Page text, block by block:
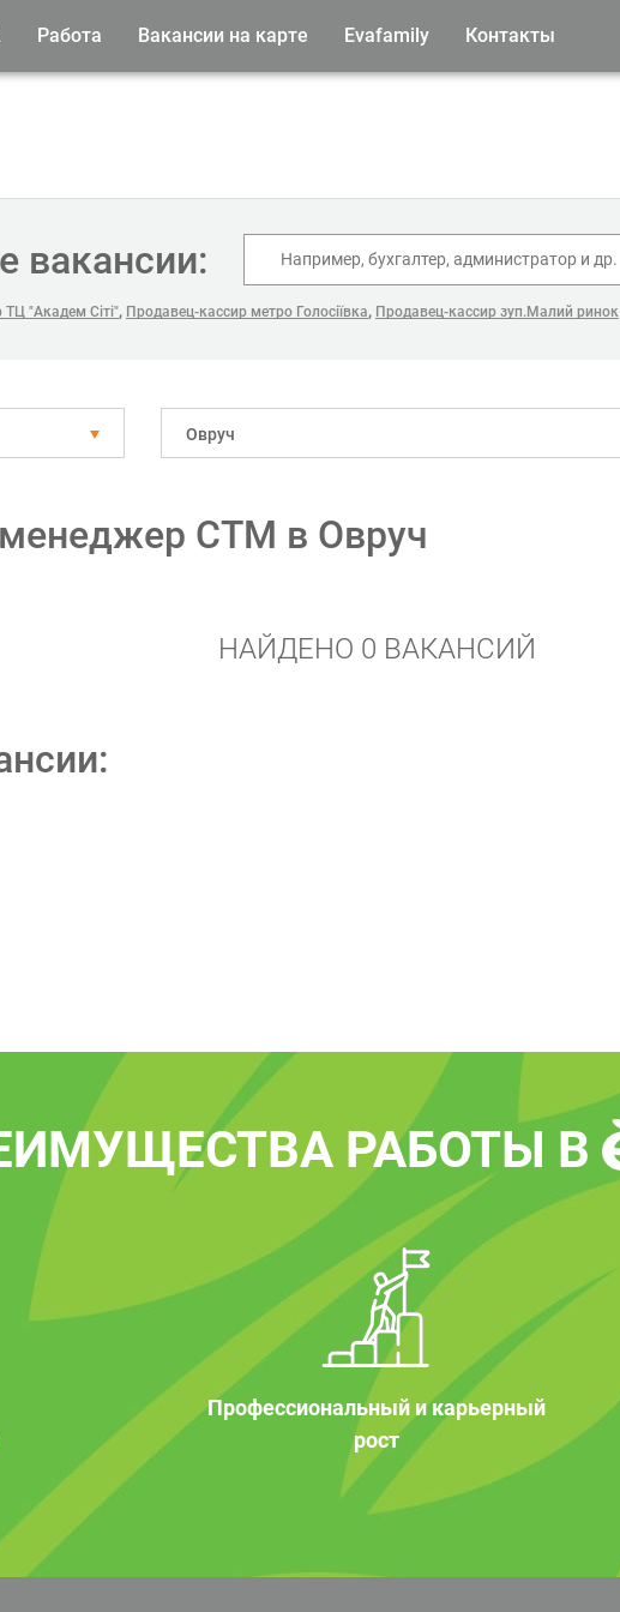
Работа Вакансии на карте Evafamily Контакты
вакансии:
"Академ Сіті", Продавец-кассир метро Голосіївка, Продавец-кассир зуп.Малий ринок
Овруч
СТМ в Овруч
НАЙДЕНО 0 ВАКАНСИЙ
РАБОТЫ В
Профессиональный и карьерный
рост